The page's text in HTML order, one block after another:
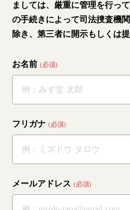
ましては、厳重に管理を行って
の手続きによって司法捜査機
除き、第三者に開示もしくは
お名前 (必須)
フリガナ (必須)
メールアドレス (必須)